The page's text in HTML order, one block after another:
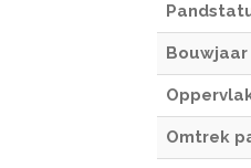
Bouwjaar
Omtrek